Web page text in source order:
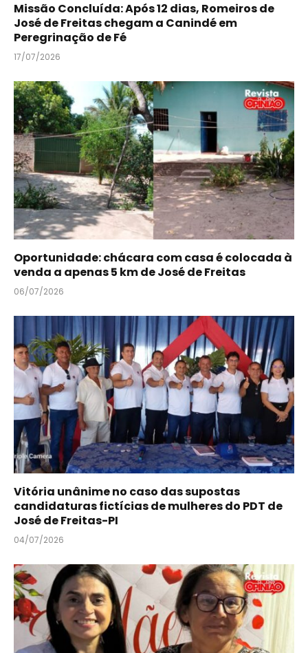
Missão Concluída: Após 12 dias, Romeiros de
José de Freitas chegam a Canindé em
Peregrinação de Fé
17/07/2026
Oportunidade: chácara com casa é colocada à
venda a apenas 5 km de José de Freitas
06/07/2026
Vitória unânime no caso das supostas
candidaturas fictícias de mulheres do PDT de
José de Freitas-PI
04/07/2026